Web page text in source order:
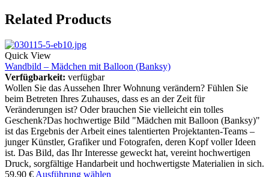
Related Products
Quick View
Wandbild – Mädchen mit Balloon (Banksy)
Verfügbarkeit: verfügbar
Wollen Sie das Aussehen Ihrer Wohnung verändern? Fühlen Sie
beim Betreten Ihres Zuhauses, dass es an der Zeit für
Veränderungen ist? Oder brauchen Sie vielleicht ein tolles
Geschenk?Das hochwertige Bild "Mädchen mit Balloon (Banksy)"
ist das Ergebnis der Arbeit eines talentierten Projektanten-Teams –
junger Künstler, Grafiker und Fotografen, deren Kopf voller Ideen
ist. Das Bild, das Ihr Interesse geweckt hat, vereint hochwertigen
Druck, sorgfältige Handarbeit und hochwertigste Materialien in sich.
59,90 € Ausführung wählen